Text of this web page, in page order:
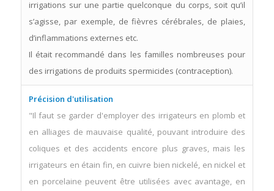
irrigations sur une partie quelconque du corps, soit qu’il
s’agisse, par exemple, de fièvres cérébrales, de plaies,
d’inflammations externes etc.
Il était recommandé dans les familles nombreuses pour
des irrigations de produits spermicides (contraception).
Précision d'utilisation
"Il faut se garder d'employer des irrigateurs en plomb et
en alliages de mauvaise qualité, pouvant introduire des
coliques et des accidents encore plus graves, mais les
irrigateurs en étain fin, en cuivre bien nickelé, en nickel et
en porcelaine peuvent être utilisées avec avantage, en